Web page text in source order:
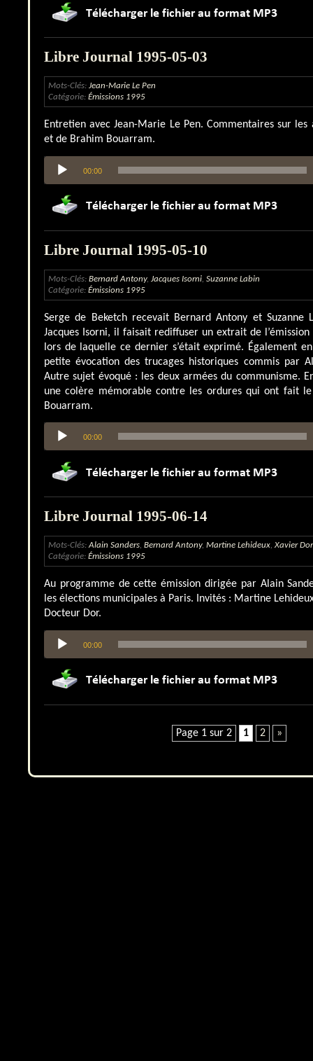
Libre Journal 1995-05-03
Mots-Clés: Jean-Marie Le Pen
Catégorie: Émissions 1995
Entretien avec Jean-Marie Le Pen. Commentaires sur les
et de Brahim Bouarram.
Lecteur
audio
00:00
Libre Journal 1995-05-10
Mots-Clés: Bernard Antony, Jacques Isorni, Suzanne Labin
Catégorie: Émissions 1995
Serge de Beketch recevait Bernard Antony et Suzanne
Jacques Isorni, il faisait rediffuser un extrait de
lors de laquelle ce dernier s’était exprimé. Également
petite évocation des trucages historiques commis par
Autre sujet évoqué : les deux armées du communisme.
une colère mémorable contre les ordures qui ont fait le
Bouarram.
audio
00:00
Libre Journal 1995-06-14
Mots-Clés:Alain Sanders, Bernard Antony, Martine Lehideux,Xavier Dor
Catégorie: Émissions 1995
Au programme de cette émission dirigée par Alain
les élections municipales à Paris. Invités : Martine
Docteur Dor.
Lecteur
audio
00:00
Page 1 sur 2 1 2 »